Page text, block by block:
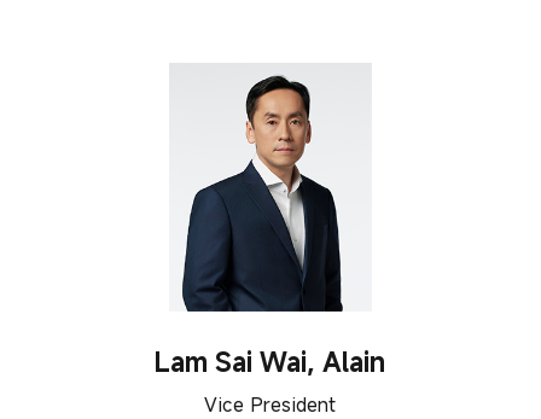
Lam Sai Wai, Alain
Vice President